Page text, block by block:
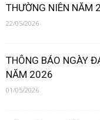
THƯỜNG NIÊN NĂM
22/05/2026
THÔNG BÁO NGÀY
NĂM 2026
01/05/2026